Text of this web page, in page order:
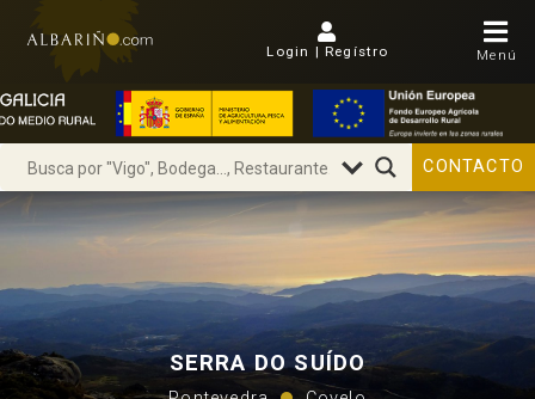
Login | Regístro Menú
CONTACTO
SERRA DO SUÍDO